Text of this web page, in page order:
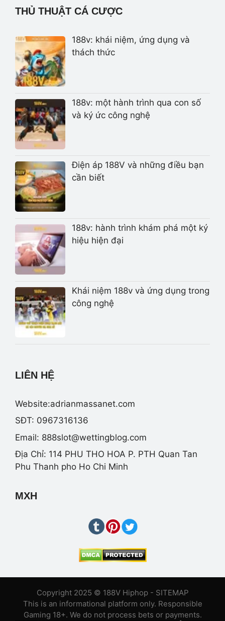
THỦ THUẬT CÁ CƯỢC
188v: khái niệm, ứng dụng và
thách thức
188v: một hành trình qua con số
và ký ức công nghệ
Điện áp 188V và những điều bạn
cần biết
188v: hành trình khám phá một ký
hiệu hiện đại
Khái niệm 188v và ứng dụng trong
công nghệ
LIÊN HỆ
Website:adrianmassanet.com
SĐT: 0967316136
Email: 888slot@wettingblog.com
Địa Chỉ: 114 PHU THO HOA P. PTH Quan Tan
Phu Thanh pho Ho Chi Minh
MXH
Copyright 2025 © 188V Hiphop - SITEMAP
This is an informational platform only. Responsible
Gaming 18+. We do not process bets or payments.